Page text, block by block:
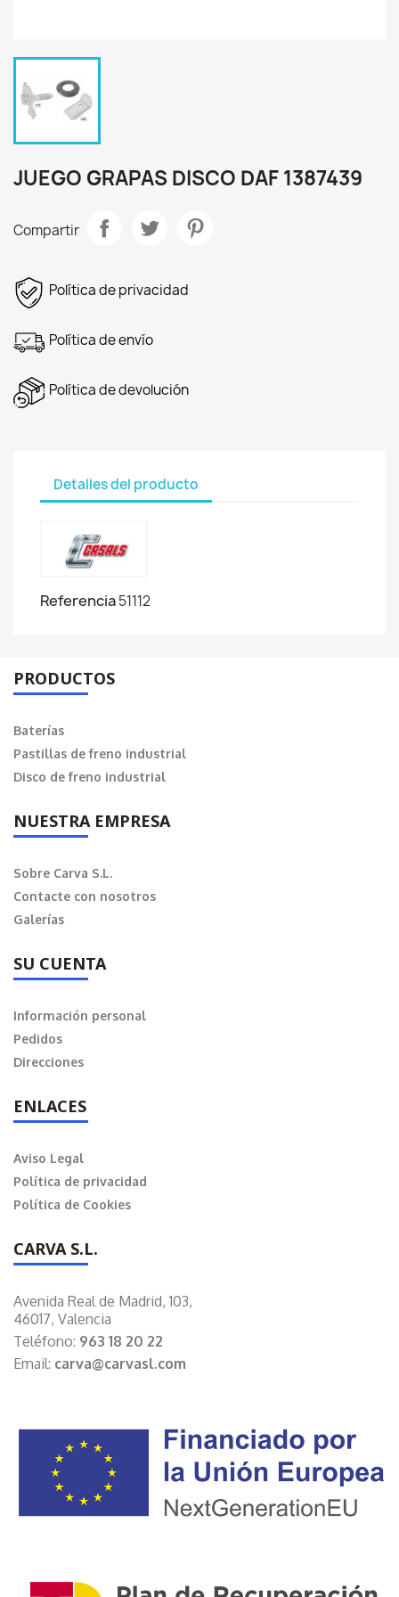
JUEGO GRAPAS DISCO DAF 1387439
Compartir
Política de privacidad
Política de envío
Política de devolución
Detalles del producto
Referencia51112
PRODUCTOS
Baterías
Pastillas de freno industrial
Disco de freno industrial
NUESTRA EMPRESA
Sobre Carva S.L.
Contacte con nosotros
Galerías
SU CUENTA
Información personal
Pedidos
Direcciones
ENLACES
Aviso Legal
Política de privacidad
Política de Cookies
CARVA S.L.
Avenida Real de Madrid, 103,
46017, Valencia
Teléfono: 963 18 20 22
Email: carva@carvasl.com